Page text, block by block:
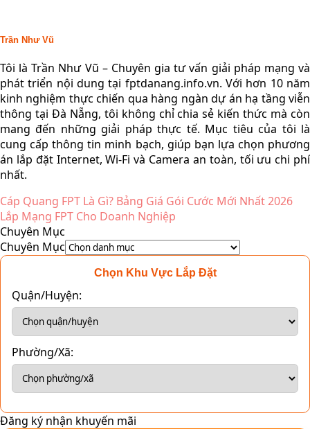
Trần Như Vũ
Tôi là Trần Như Vũ – Chuyên gia tư vấn giải pháp mạng và
phát triển nội dung tại fptdanang.info.vn. Với hơn 10 năm
kinh nghiệm thực chiến qua hàng ngàn dự án hạ tầng viễn
thông tại Đà Nẵng, tôi không chỉ chia sẻ kiến thức mà còn
mang đến những giải pháp thực tế. Mục tiêu của tôi là
cung cấp thông tin minh bạch, giúp bạn lựa chọn phương
án lắp đặt Internet, Wi-Fi và Camera an toàn, tối ưu chi phí
nhất.
Cáp Quang FPT Là Gì? Bảng Giá Gói Cước Mới Nhất 2026
Lắp Mạng FPT Cho Doanh Nghiệp
Chuyên Mục
Chuyên Mục
Chọn Khu Vực Lắp Đặt
Quận/Huyện:
Phường/Xã:
Đăng ký nhận khuyến mãi